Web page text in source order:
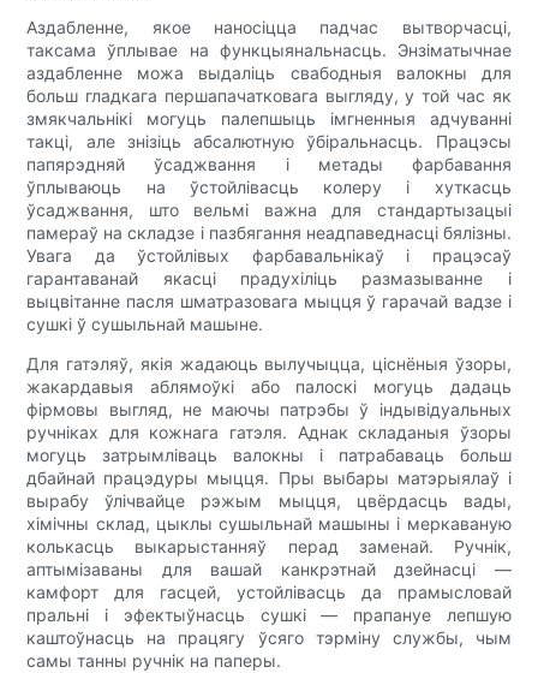
Аздабленне, якое наносіцца падчас вытворчасці,
таксама ўплывае на функцыянальнасць. Энзіматычнае
аздабленне можа выдаліць свабодныя валокны для
больш гладкага першапачатковага выгляду, у той час як
змякчальнікі могуць палепшыць імгненныя адчуванні
такці, але знізіць абсалютную ўбіральнасць. Працэсы
папярэдняй ўсаджвання і метады фарбавання
ўплываюць на ўстойлівасць колеру і хуткасць
ўсаджвання, што вельмі важна для стандартызацыі
памераў на складзе і пазбягання неадпаведнасці бялізны.
Увага да ўстойлівых фарбавальнікаў і працэсаў
гарантаванай якасці прадухіліць размазыванне і
выцвітанне пасля шматразовага мыцця ў гарачай вадзе і
сушкі ў сушыльнай машыне.
Для гатэляў, якія жадаюць вылучыцца, ціснёныя ўзоры,
жакардавыя аблямоўкі або палоскі могуць дадаць
фірмовы выгляд, не маючы патрэбы ў індывідуальных
ручніках для кожнага гатэля. Аднак складаныя ўзоры
могуць затрымліваць валокны і патрабаваць больш
дбайнай працэдуры мыцця. Пры выбары матэрыялаў і
вырабу ўлічвайце рэжым мыцця, цвёрдасць вады,
хімічны склад, цыклы сушыльнай машыны і меркаваную
колькасць выкарыстанняў перад заменай. Ручнік,
аптымізаваны для вашай канкрэтнай дзейнасці —
камфорт для гасцей, устойлівасць да прамысловай
пральні і эфектыўнасць сушкі — прапануе лепшую
каштоўнасць на працягу ўсяго тэрміну службы, чым
самы танны ручнік на паперы.